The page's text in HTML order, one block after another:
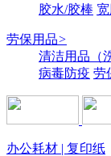
胶水/胶棒
劳保用品>
清洁用品（
病毒防疫 劳
办公耗材 | 复印纸